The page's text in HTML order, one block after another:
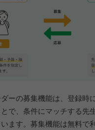
ーの募集機能は、登録時
で、条件にマッチする先
ます。募集機能は無料で